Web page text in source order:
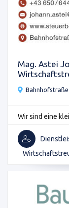
Mag. Astei
Bahnhofstraße
Wir sind eine